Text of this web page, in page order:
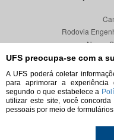
UFS preocupa-se com a
A UFS poderá coletar
para aprimorar a experiência
segundo o que estabelece a
utilizar este site, você
pessoais por meio de
Rodovia
Nossa